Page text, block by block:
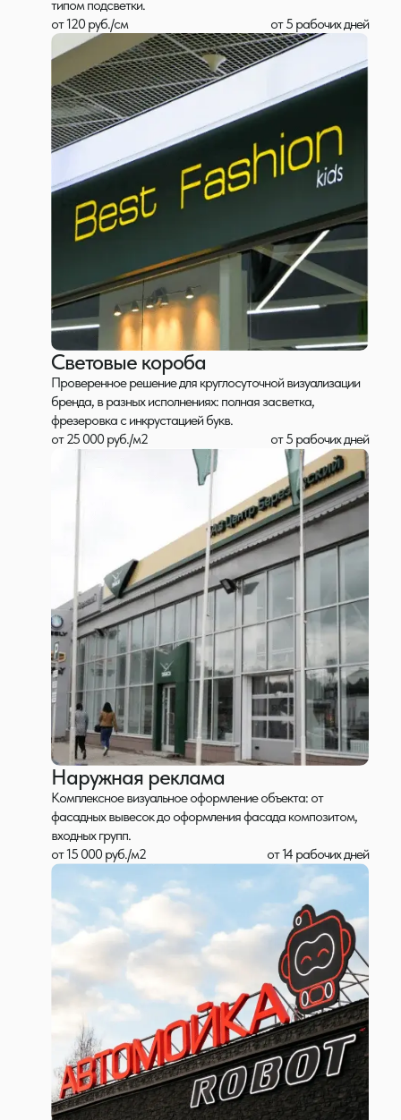
типом подсветки.
от 120 руб./см
от 5 рабочих дней
Световые короба
Проверенное решение для круглосуточной визуализации
бренда, в разных исполнениях: полная засветка,
фрезеровка с инкрустацией букв.
от 25 000 руб./м2
от 5 рабочих дней
Наружная реклама
Комплексное визуальное оформление объекта: от
фасадных вывесок до оформления фасада композитом,
входных групп.
от 15 000 руб./м2
от 14 рабочих дней